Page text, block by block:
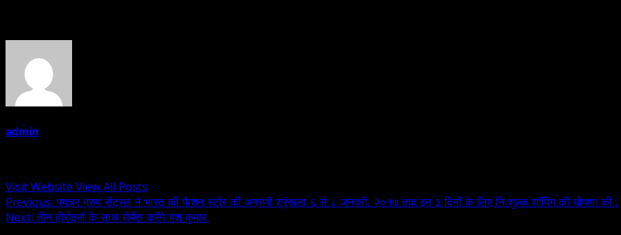
admin
Visit WebsiteView All Posts
Post
navigation
Previous:फ्यूचर ग्रुप सेंट्रल ने भारत की फैशन स्टोर की अग्रणी श्रृंखला ६ से ८ जनवरी, २०१७ तक इन ३ दिनों के लिए निःशुल्क शॉपिंग की घोषणा की .
Next:तीन हीरोइनों के साथ रोमैंस करेंगे यश कुमार